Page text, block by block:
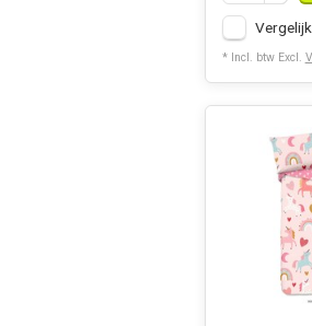
Vergelijk
* Incl. btw Excl.